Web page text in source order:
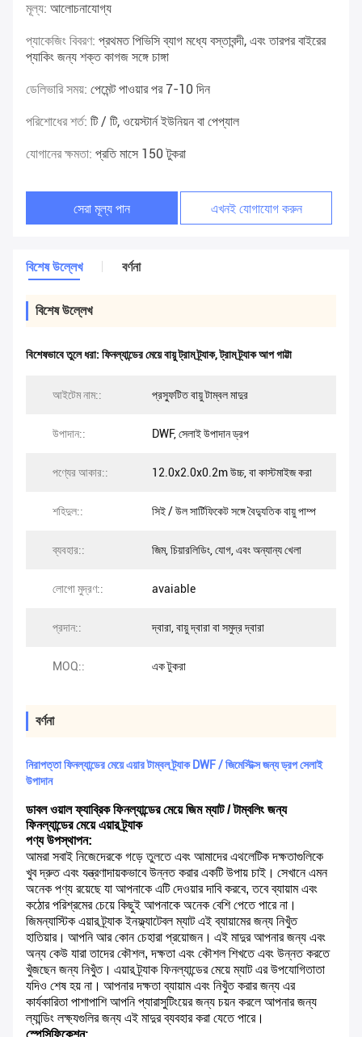
মূল্য: আলোচনাযোগ্য
প্যাকেজিং বিবরণ: প্রথমত পিভিসি ব্যাগ মধ্যে বস্তাবন্দী, এবং তারপর বাইরের
প্যাকিং জন্য শক্ত কাগজ সঙ্গে চাঙ্গা
ডেলিভারি সময়: পেমেন্ট পাওয়ার পর 7-10 দিন
পরিশোধের শর্ত: টি / টি, ওয়েস্টার্ন ইউনিয়ন বা পেপ্যাল
যোগানের ক্ষমতা: প্রতি মাসে 150 টুকরা
সেরা মূল্য পান এখনই যোগাযোগ করুন
বিশেষ উল্লেখ বর্ণনা
বিশেষ উল্লেখ
বিশেষভাবে তুলে ধরা: ফিনল্যান্ডের মেয়ে বায়ু ট্রাম ট্র্যাক,ট্রাম ট্র্যাক আপ গাট্টা
আইটেম নাম:: প্রস্ফুটিত বায়ু টাম্বল মাদুর
উপাদান:: DWF, সেলাই উপাদান ড্রপ
পণ্যের আকার:: 12.0x2.0x0.2m উচ্চ, বা কাস্টমাইজ করা
শহিদুল:: সিই / উল সার্টিফিকেট সঙ্গে বৈদ্যুতিক বায়ু পাম্প
ব্যবহার:: জিম, চিয়ারলিডিং, যোগ, এবং অন্যান্য খেলা
লোগো মুদ্রণ:: avaiable
প্রদান:: দ্বারা, বায়ু দ্বারা বা সমুদ্র দ্বারা
MOQ:: এক টুকরা
বর্ণনা
নিরাপত্তা ফিনল্যান্ডের মেয়ে এয়ার টাম্বল ট্র্যাক DWF / জিমেস্টিক্স জন্য ড্রপ সেলাই
উপাদান
ডাবল ওয়াল ফ্যাব্রিক ফিনল্যান্ডের মেয়ে জিম ম্যাট / টাম্বলিং জন্য
ফিনল্যান্ডের মেয়ে এয়ার ট্র্যাক
পণ্য উপস্থাপন:
আমরা সবাই নিজেদেরকে গড়ে তুলতে এবং আমাদের এথলেটিক দক্ষতাগুলিকে
খুব দ্রুত এবং যন্ত্রণাদায়কভাবে উন্নত করার একটি উপায় চাই। সেখানে এমন
অনেক পণ্য রয়েছে যা আপনাকে এটি দেওয়ার দাবি করবে, তবে ব্যায়াম এবং
কঠোর পরিশ্রমের চেয়ে কিছুই আপনাকে অনেক বেশি পেতে পারে না।
জিমন্যাস্টিক এয়ার ট্র্যাক ইনফ্ল্যাটেবল ম্যাট এই ব্যায়ামের জন্য নিখুঁত
হাতিয়ার। আপনি আর কোন চেহারা প্রয়োজন। এই মাদুর আপনার জন্য এবং
অন্য কেউ যারা তাদের কৌশল, দক্ষতা এবং কৌশল শিখতে এবং উন্নত করতে
খুঁজছেন জন্য নিখুঁত। এয়ার ট্র্যাক ফিনল্যান্ডের মেয়ে ম্যাট এর উপযোগিতাতা
যদিও শেষ হয় না। আপনার দক্ষতা ব্যায়াম এবং নিখুঁত করার জন্য এর
কার্যকারিতা পাশাপাশি আপনি প্যারাসুটিংয়ের জন্য চয়ন করলে আপনার জন্য
ল্যান্ডিং লক্ষ্যগুলির জন্য এই মাদুর ব্যবহার করা যেতে পারে।